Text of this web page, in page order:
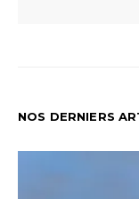
NOS DERNIERS